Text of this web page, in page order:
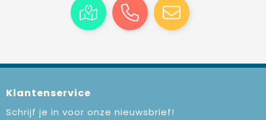
Klantenservice
Schrijf je in voor onze nieuwsbrief!